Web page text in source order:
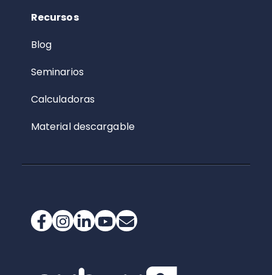
Recursos
Blog
Seminarios
Calculadoras
Material descargable